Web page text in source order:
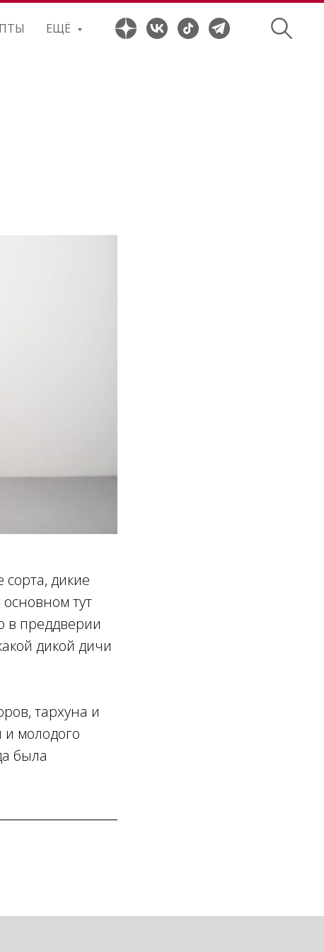
ЕЩЁ
дикие
тут
в преддверии
дикой дичи
тархуна и
молодого
была